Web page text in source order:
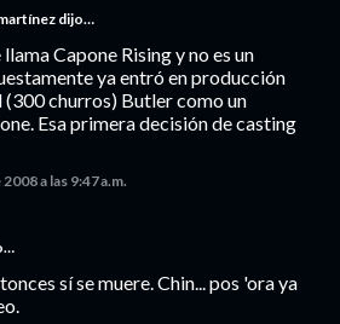
dijo…
llama Capone Rising y no es un
ya entró en producción
(300 churros) Butler como un
Esa primera decisión de casting
a las 9:47 a.m.
sí se muere. Chin... pos 'ora ya